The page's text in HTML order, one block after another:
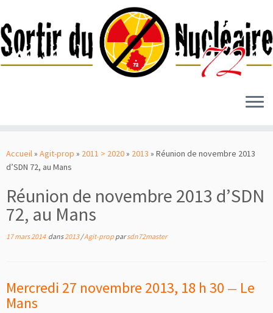
au
contenu
Accueil» Agit-prop » 2011 > 2020» 2013 » Réunion de novembre 2013
d’SDN 72, au Mans
Réunion de novembre 2013 d’SDN
72, au Mans
17 mars 2014dans2013/Agit-prop parsdn72master
Mercredi 27 novembre 2013, 18 h 30 — Le
Mans